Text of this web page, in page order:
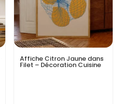
Affiche Citron Jaune dans
Filet – Décoration Cuisine